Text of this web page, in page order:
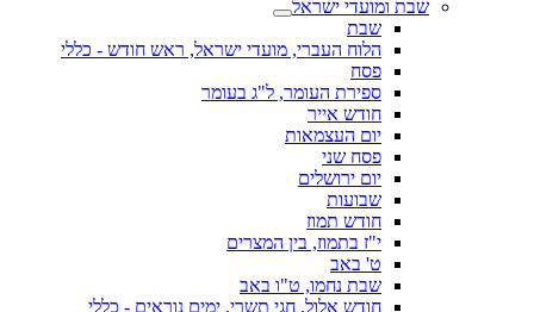
שבת ומועדי ישראל
שבת
הלוח העברי, מועדי ישראל, ראש חודש - כללי
פסח
ספירת העומר, ל"ג בעומר
חודש אייר
יום העצמאות
פסח שני
יום ירושלים
שבועות
חודש תמוז
י"ז בתמוז, בין המצרים
ט' באב
שבת נחמו, ט"ו באב
חודש אלול, חגי תשרי, ימים נוראים - כללי